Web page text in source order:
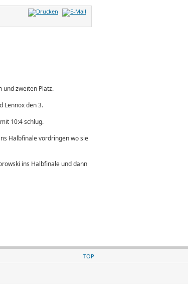
und zweiten Platz.
Lennox den 3.
10:4 schlug.
Halbfinale vordringen wo sie
ins Halbfinale und dann
TOP